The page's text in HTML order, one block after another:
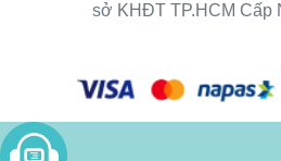
sở KHĐT TP.HCM Cấp